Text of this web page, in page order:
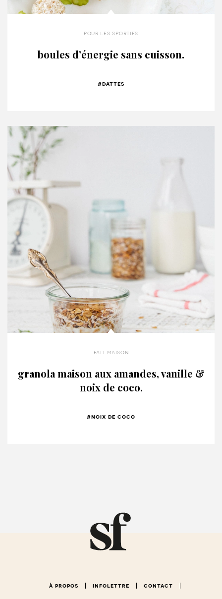
pour les sportifs
boules d’énergie sans cuisson.
#dattes
fait maison
granola maison aux amandes, vanille &
noix de coco.
#noix de coco
à propos infolettre contact